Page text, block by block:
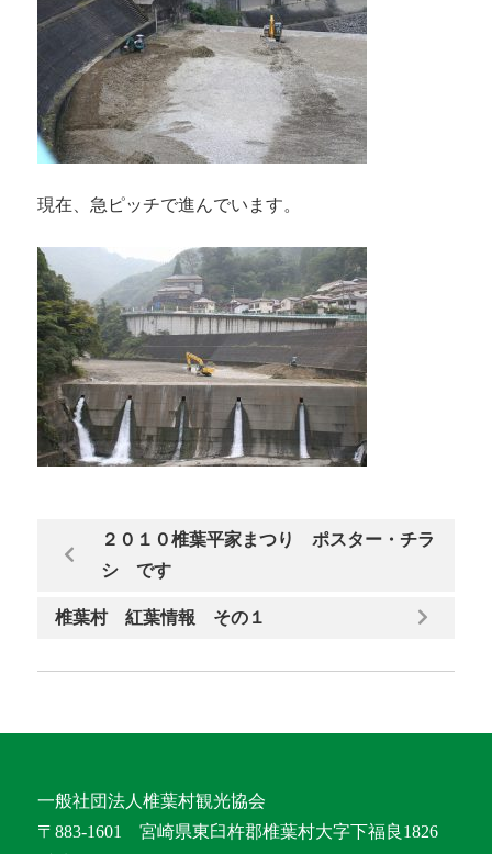
現在、急ピッチで進んでいます。
２０１０椎葉平家まつり ポスター・チラ
シ です
椎葉村 紅葉情報 その１
一般社団法人椎葉村観光協会
〒883-1601 宮崎県東臼杵郡椎葉村大字下福良1826